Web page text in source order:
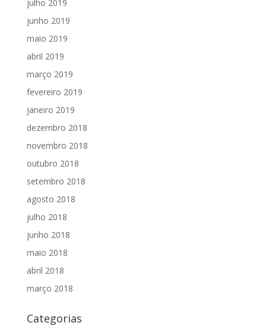
julho 2019
junho 2019
maio 2019
abril 2019
março 2019
fevereiro 2019
janeiro 2019
dezembro 2018
novembro 2018
outubro 2018
setembro 2018
agosto 2018
julho 2018
junho 2018
maio 2018
abril 2018
março 2018
Categorias